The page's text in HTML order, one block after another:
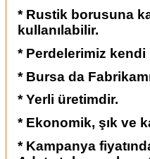
* Rustik borusuna
kullanılabilir.
* Perdelerimiz
* Bursa da
* Yerli üretimdir.
* Ekonomik, şık ve
* Kampanya